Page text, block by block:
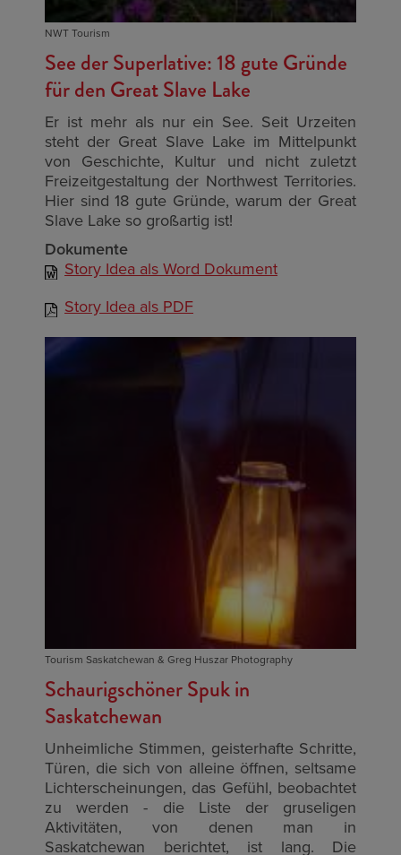
NWT Tourism
See der Superlative: 18 gute Gründe
für den Great Slave Lake
Er ist mehr als nur ein See. Seit Urzeiten
steht der Great Slave Lake im Mittelpunkt
von Geschichte, Kultur und nicht zuletzt
Freizeitgestaltung der Northwest Territories.
Hier sind 18 gute Gründe, warum der Great
Slave Lake so großartig ist!
Dokumente
Story Idea als Word Dokument
Story Idea als PDF
Tourism Saskatchewan & Greg Huszar Photography
Schaurigschöner Spuk in
Saskatchewan
Unheimliche Stimmen, geisterhafte Schritte,
Türen, die sich von alleine öffnen, seltsame
Lichterscheinungen, das Gefühl, beobachtet
zu werden - die Liste der gruseligen
Aktivitäten, von denen man in
Saskatchewan berichtet, ist lang. Die